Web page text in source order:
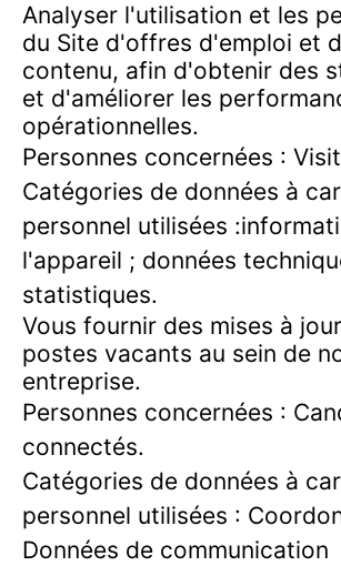
Analyser l'utilisation et les
du Site d'offres d'emploi et
contenu, afin d'obtenir des
et d'améliorer les
opérationnelles.
Personnes concernées :
Catégories de données à
personnel utilisées
l'appareil ; données
statistiques.
Vous fournir des mises à
postes vacants au sein de
entreprise.
Personnes concernées :
connectés.
Catégories de données à
personnel utilisées :
Données de communication